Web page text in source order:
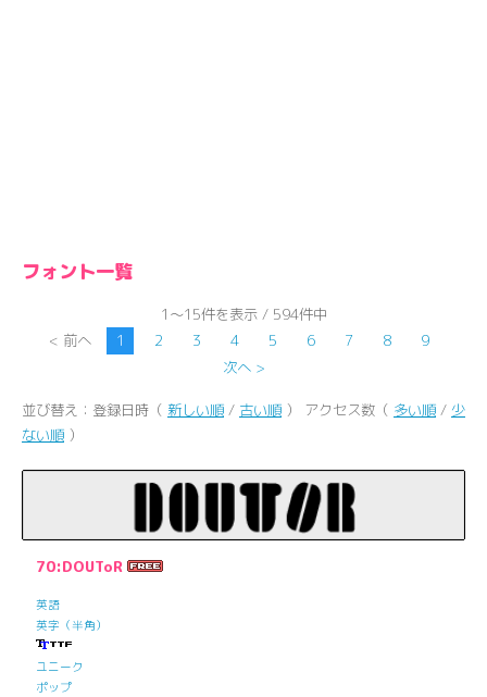
フォント一覧
1～15件を表示 / 594件中
< 前へ
1 2 3 4 5 6 7 8
9
次へ >
並び替え：登録日時（ 新しい順 / 古い順 ） アクセス数（ 多い順 / 少
ない順 ）
70:DOUToR
英語
英字（半角）
ユニーク
ポップ